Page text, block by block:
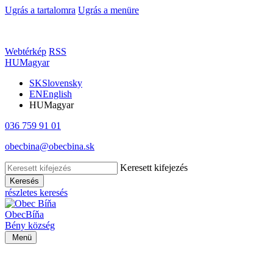
Ugrás a tartalomra Ugrás a menüre
Webtérkép RSS
HUMagyar
SKSlovensky
ENEnglish
HUMagyar
036 759 91 01
obecbina@obecbina.sk
Keresett kifejezés
Keresés
részletes keresés
ObecBíňa
Bény község
Menü